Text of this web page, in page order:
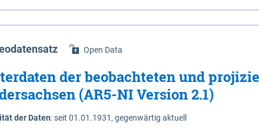
Open Data
der beobachteten und
(AR5-NI Version 2.1)
der Daten:seit 01.01.1931, gegenwärtig aktuell